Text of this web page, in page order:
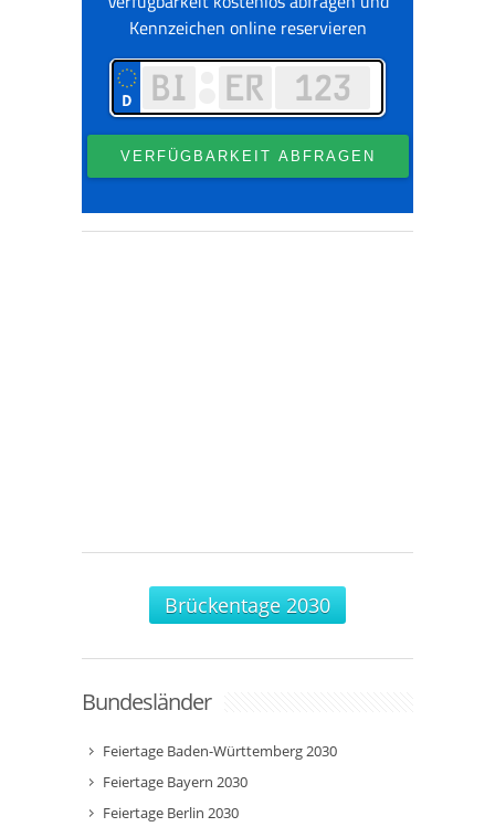
Brückentage 2030
Bundesländer
Feiertage Baden-Württemberg 2030
Feiertage Bayern 2030
Feiertage Berlin 2030